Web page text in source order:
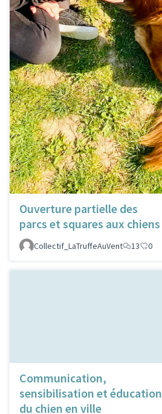
Ouverture partielle des
parcs et squares aux chiens
Collectif_LaTruffeAuVent
13 0
Communication,
sensibilisation et éducation
du chien en ville